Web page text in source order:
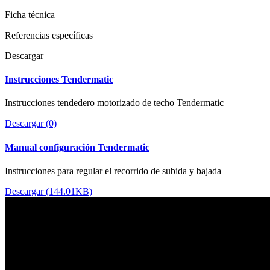
Ficha técnica
Referencias específicas
Descargar
Instrucciones Tendermatic
Instrucciones tendedero motorizado de techo Tendermatic
Descargar (0)
Manual configuración Tendermatic
Instrucciones para regular el recorrido de subida y bajada
Descargar (144.01KB)